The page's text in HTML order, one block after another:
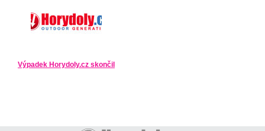
Výpadek Horydoly.cz skončil